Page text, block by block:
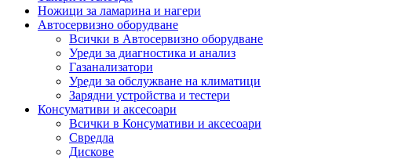
Ножици за ламарина и нагери
Автосервизно оборудване
Всички в Автосервизно оборудване
Уреди за диагностика и анализ
Газанализатори
Уреди за обслужване на климатици
Зарядни устройства и тестери
Консумативи и аксесоари
Всички в Консумативи и аксесоари
Свредла
Дискове